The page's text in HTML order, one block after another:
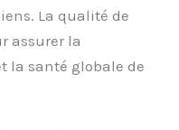
La qualité de
assurer la
la santé globale de